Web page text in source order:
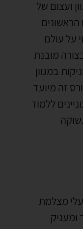
ועצום של
על עולם
מובנת
במגוון
זה מיועד
ללמוד
מצלמת
ומעניק